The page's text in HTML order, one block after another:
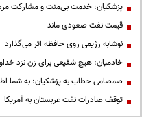
پزشکیان: خدمت بی‌منت و مشارکت
قیمت نفت صعودی ماند
نوشابه رژیمی روی حافظه اثر می‌گذارد
خادمیان: هیچ شفیعی برای زن نزد
صمصامی خطاب به پزشکیان: به شما
توقف صادرات نفت عربستان به آمریکا